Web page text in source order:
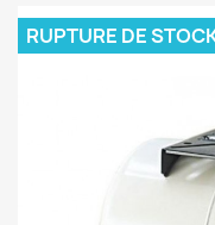
RUPTURE DE